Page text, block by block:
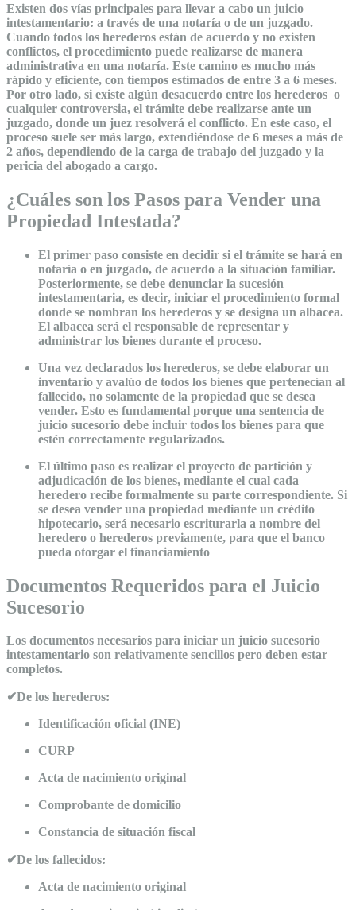
Existen dos vías principales para llevar a cabo un juicio
intestamentario: a través de una notaría o de un juzgado.
Cuando todos los herederos están de acuerdo y no existen
conflictos, el procedimiento puede realizarse de manera
administrativa en una notaría. Este camino es mucho más
rápido y eficiente, con tiempos estimados de entre 3 a 6 meses.
Por otro lado, si existe algún desacuerdo entre los herederos o
cualquier controversia, el trámite debe realizarse ante un
juzgado, donde un juez resolverá el conflicto. En este caso, el
proceso suele ser más largo, extendiéndose de 6 meses a más de
2 años, dependiendo de la carga de trabajo del juzgado y la
pericia del abogado a cargo.
¿Cuáles son los Pasos para Vender una
Propiedad Intestada?
El primer paso consiste en decidir si el trámite se hará en
notaría o en juzgado, de acuerdo a la situación familiar.
Posteriormente, se debe denunciar la sucesión
intestamentaria, es decir, iniciar el procedimiento formal
donde se nombran los herederos y se designa un albacea.
El albacea será el responsable de representar y
administrar los bienes durante el proceso.
Una vez declarados los herederos, se debe elaborar un
inventario y avalúo de todos los bienes que pertenecían al
fallecido, no solamente de la propiedad que se desea
vender. Esto es fundamental porque una sentencia de
juicio sucesorio debe incluir todos los bienes para que
estén correctamente regularizados.
El último paso es realizar el proyecto de partición y
adjudicación de los bienes, mediante el cual cada
heredero recibe formalmente su parte correspondiente. Si
se desea vender una propiedad mediante un crédito
hipotecario, será necesario escriturarla a nombre del
heredero o herederos previamente, para que el banco
pueda otorgar el financiamiento
Documentos Requeridos para el Juicio
Sucesorio
Los documentos necesarios para iniciar un juicio sucesorio
intestamentario son relativamente sencillos pero deben estar
completos.
✔De los herederos:
Identificación oficial (INE)
CURP
Acta de nacimiento original
Comprobante de domicilio
Constancia de situación fiscal
✔De los fallecidos:
Acta de nacimiento original